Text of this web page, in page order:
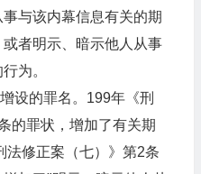
与该内幕信息有关的期
者明示、暗示他人从事
为。
设的罪名。199年《刑
的罪状，增加了有关期
法修正案（七）》第2条